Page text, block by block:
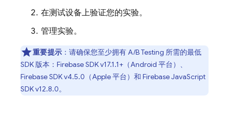
在测试设备上验证您的实验。
管理实验。
重要提示 ： 请确保您至少拥有A/B Testing 所需的最低
SDK 版本： FirebaseSDK v17.1.1+（Android 平台）、
FirebaseSDK v4.5.0（Apple平台）和 FirebaseJavaScript
SDK v12.8.0。